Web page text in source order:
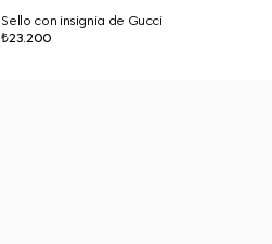
Sello con insignia de Gucci
₺23.200